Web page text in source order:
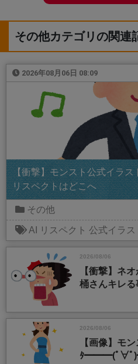
その他カテゴリの関連
2026年08月06日 08:09
【衝撃】モンスト公式イラ
リスペクトはどこへ
その他
AI リスペクト 公式イラス
2026/08/06
【衝撃】ネ
桶さんキレる
2026/08/06
【画像】モ
ﾀ━━━(ﾟ∀